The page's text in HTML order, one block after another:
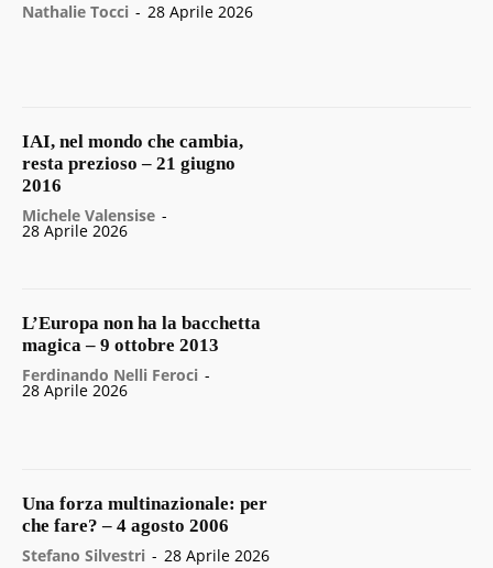
Nathalie Tocci - 28 Aprile 2026
IAI, nel mondo che cambia,
resta prezioso – 21 giugno
2016
Michele Valensise -
28 Aprile 2026
L’Europa non ha la bacchetta
magica – 9 ottobre 2013
Ferdinando Nelli Feroci -
28 Aprile 2026
Una forza multinazionale: per
che fare? – 4 agosto 2006
Stefano Silvestri - 28 Aprile 2026